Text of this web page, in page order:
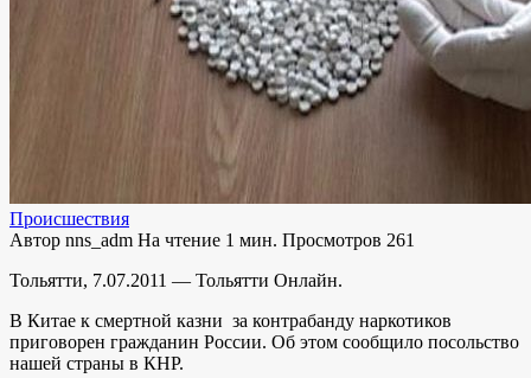
Происшествия
Автор nns_adm На чтение 1 мин. Просмотров 261
Тольятти, 7.07.2011 — Тольятти Онлайн.
В Китае к смертной казни за контрабанду наркотиков
приговорен гражданин России. Об этом сообщило посольство
нашей страны в КНР.